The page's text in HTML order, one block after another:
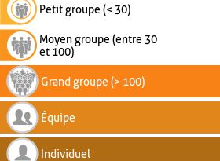
Petit groupe (< 30)
Moyen groupe (entre 30
et 100)
Grand groupe (> 100)
Équipe
Individuel